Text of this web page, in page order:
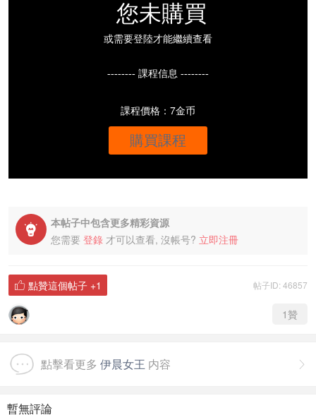
您未購買
或需要登陸才能繼續查看
-------- 課程信息 --------
課程價格：7金币
購買課程

本帖子中包含更多精彩資源
您需要 登錄 才可以查看, 沒帳号? 立即注冊
帖子ID: 46857
 點贊這個帖子 +1
1贊

點擊看更多 伊晨女王 内容
暫無評論